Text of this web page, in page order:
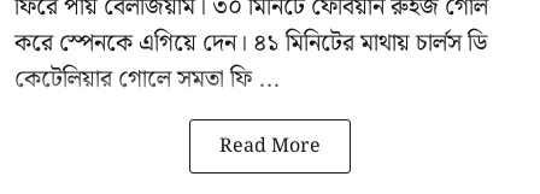
করে স্পেনকে এগিয়ে দেন। ৪১ মিনিটের মাথায় চার্লস ডি
কেটেলিয়ার গোলে সমতা ফি ...
Read More